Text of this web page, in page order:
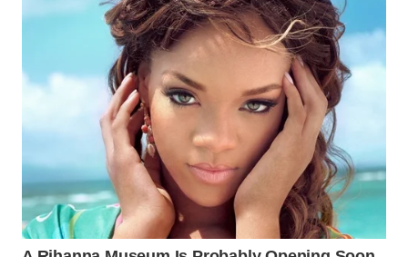
LISTRIK
TRAVEL
WAHANA
WAHANANEWS
ID